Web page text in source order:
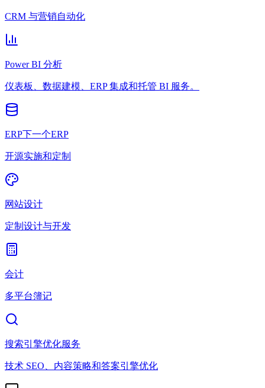
CRM 与营销自动化
Power BI 分析
仪表板、数据建模、ERP 集成和托管 BI 服务。
ERP下一个ERP
开源实施和定制
网站设计
定制设计与开发
会计
多平台簿记
搜索引擎优化服务
技术 SEO、内容策略和答案引擎优化